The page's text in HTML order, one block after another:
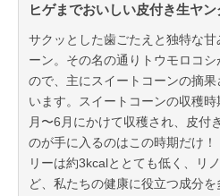
ヒゲまでおいしい皮付き生ヤ
サクッとした歯ごたえと独特な
ーン。その名の通りトウモロコ
ので、主にスイートコーンの摘
います。スイートコーンの収穫
月〜6月にかけて収穫され、皮付
のが手に入るのはこの時期だけ
リーは約3kcalととても低く、リ
ど、私たちの健康に役立つ成分